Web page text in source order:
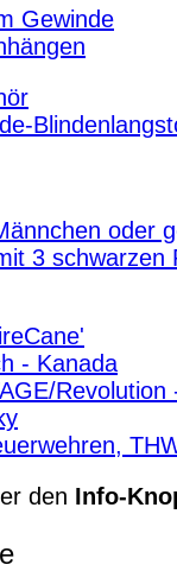
Gewinde
oder
3 schwarzen
- Kanada
Revolution
den Info-